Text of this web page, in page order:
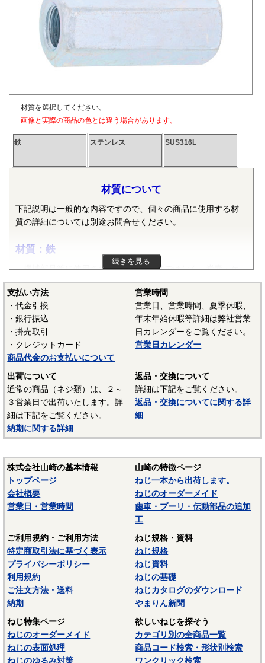
材質を選択してください。
画像と実際の商品の色とは違う場合があります。
鉄 ステンレス SUS316L
材質について
下記説明は一般的な内容ですので、個々の商品に使用する材
質の詳細については別途お問合せください。
材質：鉄
機械部品等に使用される鉄は純粋な鉄ではなく、炭素・ケ
イ素・マンガン・リン・硫黄等の元素が含まれた普通鋼や普
通鋼に特殊な元素が加えられた特殊鋼が使用されます。ボル
ト、小ねじ、タッピンねじ、ナット、リベット等では冷間圧
造用炭素鋼線（SWCH）がよく使用されます。平座金等は冷
間圧延鋼板（SPCC）等、ばね座金等は硬鋼線（SWRH）等、
スプリングピンや歯付き座金等はみがき特殊帯鋼（S60CM～
S70CM）等でメーカーや製品毎で様々な材質が使用されてい
ます。当サイトでは特定の材質表記がない場合は、これらの
鉄鋼材料を一般名称の「鉄」と表記しています。
材質：ステンレス（SUS303、SUS304、XM7等）
オーステナイト系ステンレスは粘りが強く加工硬化が起き
れます。代表的な鋼種にSUS304があり、ねじに多く使われて
いるのは、SUS304に銅を添加して冷間加工性を向上した
SUSXM7という材質がよく使われます。またピン類等には切
削加工性を向上したSUS303が使用されます。
マルテンサイト系ステンレスは、スプリングピン（ロール
て硬化できるが、錆びが発生しやすいデメリットがありま
す。当サイトでは特定の材質表記がない場合は、これらのス
テンレス材料を一般名称の「ステンレス」と表記していま
す。
材質：SUS316Lステンレス
SUS316LはSUS304と同じオーステナイト系ステンレスで
す。SUS304にモリブデンを添加し耐食性、耐孔食性を向上さ
せています。SUS316LはSUS316よりも低炭素化して、耐粒
続きを見る
支払い方法
・代金引換
・銀行振込
・掛売取引
・クレジットカード
商品代金のお支払いについて
営業時間
営業日、営業時間、夏季休暇、
年末年始休暇等詳細は弊社営業
日カレンダーをご覧ください。
営業日カレンダー
出荷について
通常の商品（ネジ類）は、２～
３営業日で出荷いたします。詳
細は下記をご覧ください。
納期に関する詳細
返品・交換について
詳細は下記をご覧ください。
返品・交換についてに関する詳
細
株式会社山崎の基本情報
トップページ
会社概要
営業日・営業時間
山崎の特徴ページ
ねじ一本から出荷します。
ねじのオーダーメイド
歯車・プーリ・伝動部品の追加
工
ご利用規約・ご利用方法
特定商取引法に基づく表示
プライバシーポリシー
利用規約
ご注文方法・送料
納期
ねじ規格・資料
ねじ規格
ねじ資料
ねじの基礎
ねじカタログのダウンロード
やまりん新聞
ねじ特集ページ
ねじのオーダーメイド
ねじの表面処理
ねじのゆるみ対策
欲しいねじを探そう
カテゴリ別の全商品一覧
商品コード検索・形状別検索
ワンクリック検索